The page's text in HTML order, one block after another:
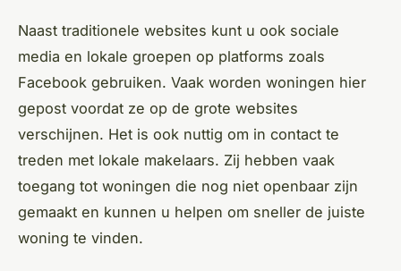
Naast traditionele websites kunt u ook sociale
media en lokale groepen op platforms zoals
Facebook gebruiken. Vaak worden woningen hier
gepost voordat ze op de grote websites
verschijnen. Het is ook nuttig om in contact te
treden met lokale makelaars. Zij hebben vaak
toegang tot woningen die nog niet openbaar zijn
gemaakt en kunnen u helpen om sneller de juiste
woning te vinden.